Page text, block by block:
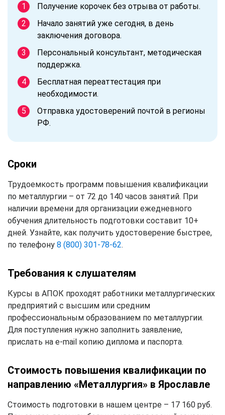
Получение корочек без отрыва от работы.
Начало занятий уже сегодня, в день
заключения договора.
Персональный консультант, методическая
поддержка.
Бесплатная переаттестация при
необходимости.
Отправка удостоверений почтой в регионы
РФ.
Сроки
Трудоемкость программ повышения квалификации
по металлургии – от 72 до 140 часов занятий. При
наличии времени для организации ежедневного
обучения длительность подготовки составит 10+
дней. Узнайте, как получить удостоверение быстрее,
по телефону 8 (800) 301-78-62.
Требования к слушателям
Курсы в АПОК проходят работники металлургических
предприятий с высшим или средним
профессиональным образованием по металлургии.
Для поступления нужно заполнить заявление,
прислать на e-mail копию диплома и паспорта.
Стоимость повышения квалификации по
направлению «Металлургия» в Ярославле
Стоимость подготовки в нашем центре – 17 160 руб.